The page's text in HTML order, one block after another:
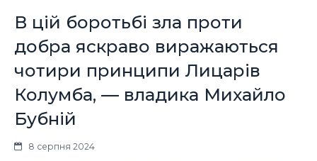
В цій боротьбі зла проти
добра яскраво виражаються
чотири принципи Лицарів
Колумба, — владика Михайло
Бубній
8 серпня 2024